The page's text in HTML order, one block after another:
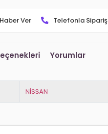
Ver Telefonla Sipariş
Yorumlar
NİSSAN